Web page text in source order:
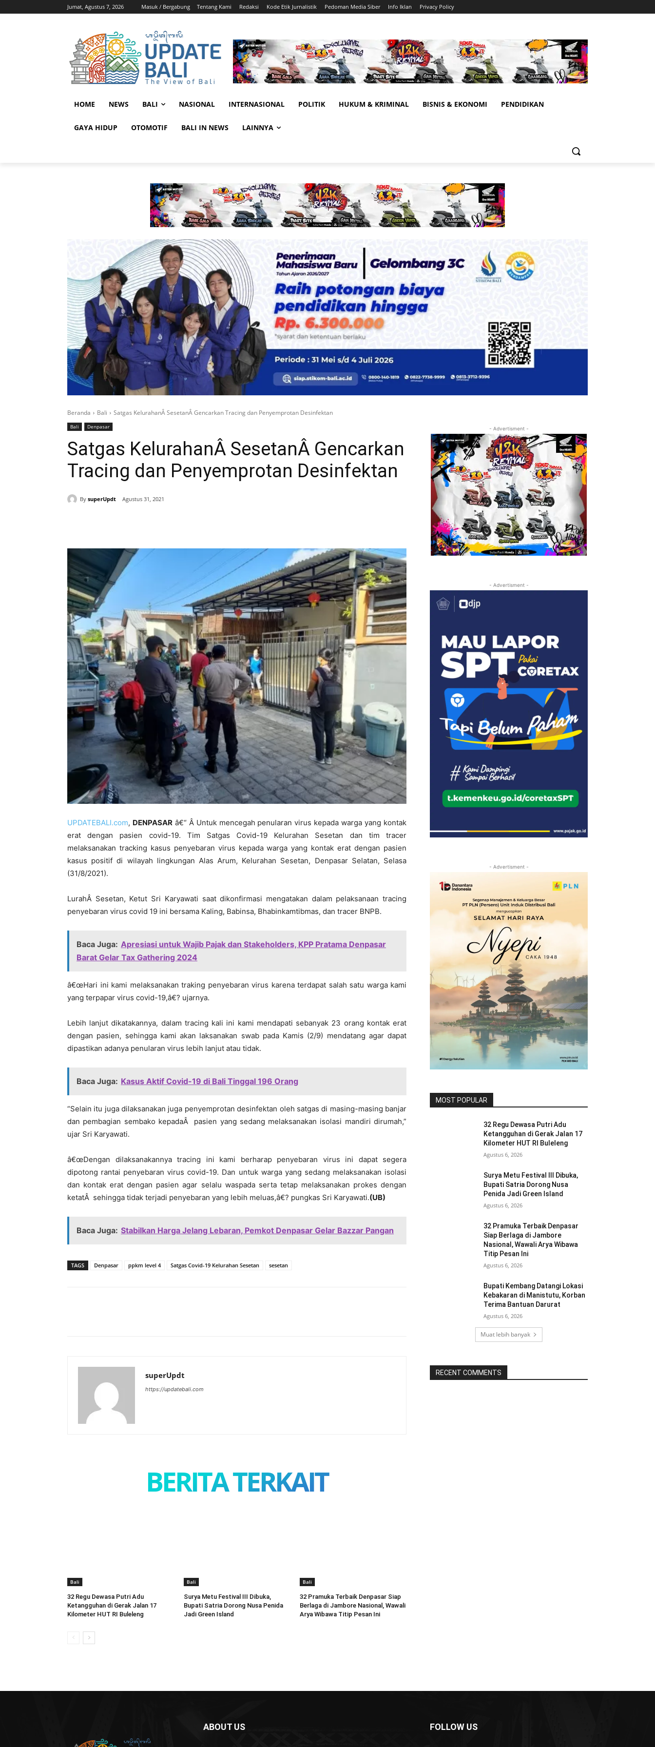
Jumat, Agustus 7, 2026 Masuk / Bergabung Tentang Kami Redaksi Kode Etik Jurnalistik Pedoman Media Siber Info Iklan Privacy Policy
HOME NEWS BALI NASIONAL INTERNASIONAL POLITIK HUKUM & KRIMINAL BISNIS & EKONOMI PENDIDIKAN
GAYA HIDUP OTOMOTIF BALI IN NEWS LAINNYA
Beranda Bali Satgas KelurahanÂ SesetanÂ Gencarkan Tracing dan Penyemprotan Desinfektan
Bali Denpasar
Satgas KelurahanÂ SesetanÂ Gencarkan
Tracing dan Penyemprotan Desinfektan
By superUpdt Agustus 31, 2021
UPDATEBALI.com, DENPASAR â€“ Â Untuk mencegah penularan virus kepada warga yang kontak
erat dengan pasien covid-19. Tim Satgas Covid-19 Kelurahan Sesetan dan tim tracer
melaksanakan tracking kasus penyebaran virus kepada warga yang kontak erat dengan pasien
kasus positif di wilayah lingkungan Alas Arum, Kelurahan Sesetan, Denpasar Selatan, Selasa
(31/8/2021).
LurahÂ Sesetan, Ketut Sri Karyawati saat dikonfirmasi mengatakan dalam pelaksanaan tracing
penyebaran virus covid 19 ini bersama Kaling, Babinsa, Bhabinkamtibmas, dan tracer BNPB.
Baca Juga: Apresiasi untuk Wajib Pajak dan Stakeholders, KPP Pratama Denpasar
Barat Gelar Tax Gathering 2024
â€œHari ini kami melaksanakan traking penyebaran virus karena terdapat salah satu warga kami
yang terpapar virus covid-19,â€? ujarnya.
Lebih lanjut dikatakannya, dalam tracing kali ini kami mendapati sebanyak 23 orang kontak erat
dengan pasien, sehingga kami akan laksanakan swab pada Kamis (2/9) mendatang agar dapat
dipastikan adanya penularan virus lebih lanjut atau tidak.
Baca Juga: Kasus Aktif Covid-19 di Bali Tinggal 196 Orang
“Selain itu juga dilaksanakan juga penyemprotan desinfektan oleh satgas di masing-masing banjar
dan pembagian sembako kepadaÂ pasien yang sedang melaksanakan isolasi mandiri dirumah,”
ujar Sri Karyawati.
â€œDengan dilaksanakannya tracing ini kami berharap penyebaran virus ini dapat segera
dipotong rantai penyebaran virus covid-19. Dan untuk warga yang sedang melaksanakan isolasi
dan kontak erat dengan pasien agar selalu waspada serta tetap melaksanakan prokes dengan
ketatÂ sehingga tidak terjadi penyebaran yang lebih meluas,â€? pungkas Sri Karyawati.(UB)
Baca Juga: Stabilkan Harga Jelang Lebaran, Pemkot Denpasar Gelar Bazzar Pangan
TAGS Denpasar ppkm level 4 Satgas Covid-19 Kelurahan Sesetan sesetan
superUpdt
https://updatebali.com
BERITA TERKAIT
Bali
32 Regu Dewasa Putri Adu
Ketangguhan di Gerak Jalan 17
Kilometer HUT RI Buleleng
Bali
Surya Metu Festival III Dibuka,
Bupati Satria Dorong Nusa Penida
Jadi Green Island
Bali
32 Pramuka Terbaik Denpasar Siap
Berlaga di Jambore Nasional, Wawali
Arya Wibawa Titip Pesan Ini
- Advertisment -
- Advertisment -
- Advertisment -
MOST POPULAR
32 Regu Dewasa Putri Adu
Ketangguhan di Gerak Jalan 17
Kilometer HUT RI Buleleng
Agustus 6, 2026
Surya Metu Festival III Dibuka,
Bupati Satria Dorong Nusa
Penida Jadi Green Island
Agustus 6, 2026
32 Pramuka Terbaik Denpasar
Siap Berlaga di Jambore
Nasional, Wawali Arya Wibawa
Titip Pesan Ini
Agustus 6, 2026
Bupati Kembang Datangi Lokasi
Kebakaran di Manistutu, Korban
Terima Bantuan Darurat
Agustus 6, 2026
Muat lebih banyak
RECENT COMMENTS
ABOUT US FOLLOW US